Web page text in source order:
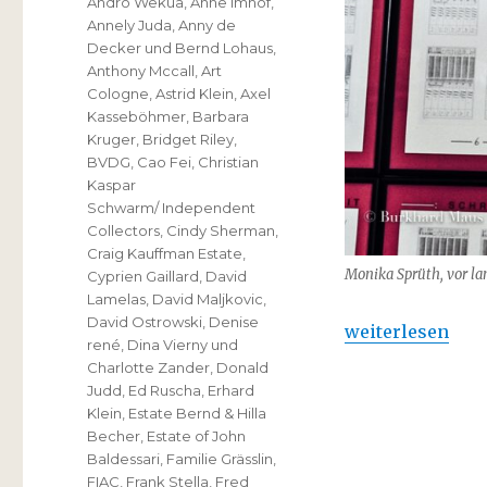
Monika Sprüth, vor
„Monika Sprüth
weiterlesen
Annely Juda ,Anny de
Decker und Bernd Lohaus
Anthony Mccall ,Art
Cologne ,Astrid Klein ,Axel
Kasseböhmer Barbara
Kruger Bridget Riley
BVDG Cao Fei Christian
Kaspar
Schwarm/ Independent
Collectors Cindy Sherman
Craig Kauffman Estate
Cyprien Gaillard David
Lamelas David Maljkovic
David Ostrowski Denise
rené Dina Vierny und
Charlotte Zander Donald
Judd Ed Ruscha Erhard
Klein Estate Bernd & Hilla
Becher Estate of John
Baldessari Familie Grässlin
FIAC Frank Stella Fred